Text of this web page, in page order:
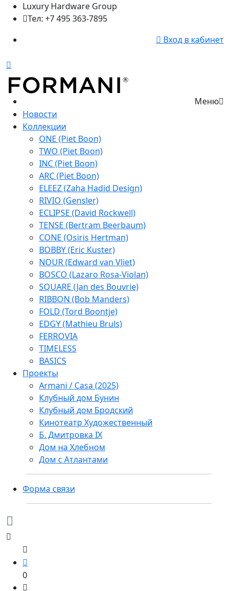
Luxury Hardware Group
Тел: +7 495 363-7895
Вход в кабинет
Меню
Новости
Коллекции
ONE (Piet Boon)
TWO (Piet Boon)
INC (Piet Boon)
ARC (Piet Boon)
ELEEZ (Zaha Hadid Design)
RIVIO (Gensler)
ECLIPSE (David Rockwell)
TENSE (Bertram Beerbaum)
CONE (Osiris Hertman)
BOBBY (Eric Kuster)
NOUR (Edward van Vliet)
BOSCO (Lazaro Rosa-Violan)
SQUARE (Jan des Bouvrie)
RIBBON (Bob Manders)
FOLD (Tord Boontje)
EDGY (Mathieu Bruls)
FERROVIA
TIMELESS
BASICS
Проекты
Armani / Casa (2025)
Клубный дом Бунин
Клубный дом Бродский
Кинотеатр Художественный
Б. Дмитровка IX
Дом на Хлебном
Дом с Атлантами
Форма связи
0